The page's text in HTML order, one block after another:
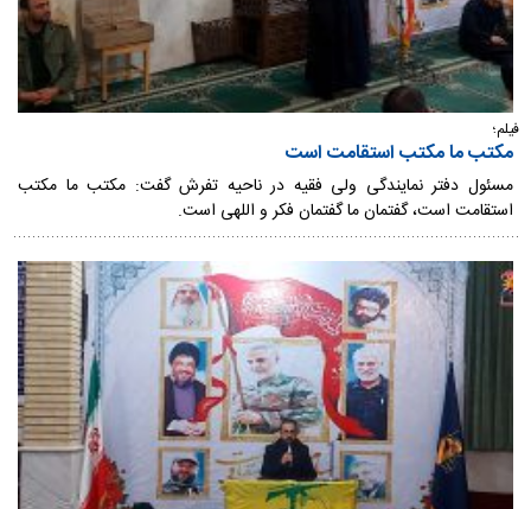
فیلم؛
مکتب ما مکتب استقامت است
مسئول دفتر نمایندگی ولی فقیه در ناحیه تفرش گفت: مکتب ما مکتب
استقامت است، گفتمان ما گفتمان فکر و اللهی است.